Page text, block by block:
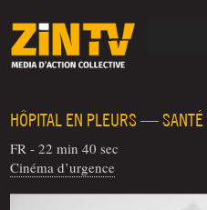
HÔPITAL EN PLEURS — SANTÉ
FR - 22 min 40 sec
Cinéma d’urgence